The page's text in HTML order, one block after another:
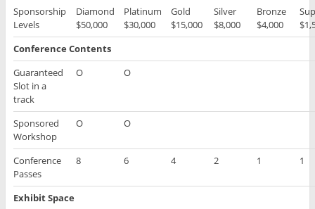
Sponsorship
Levels
Diamond
$50,000
Platinum
$30,000
Gold
$15,000
Silver
$8,000
Bronze
$4,000
Conference Contents
Guaranteed
Slot in a
track
O O
Sponsored
Workshop
O O
Conference
Passes
8 6 4 2 1 1
Exhibit Space